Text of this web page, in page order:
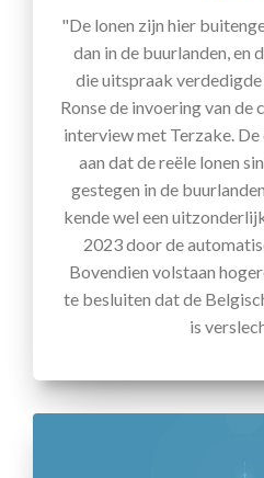
"De lonen zijn hier
dan in de buurlanden, en
die uitspraak
Ronse de invoering van de
interview met Terzake.
aan dat de reële lonen
gestegen in de
kende wel een
2023 door de
Bovendien volstaan
te besluiten dat de
is